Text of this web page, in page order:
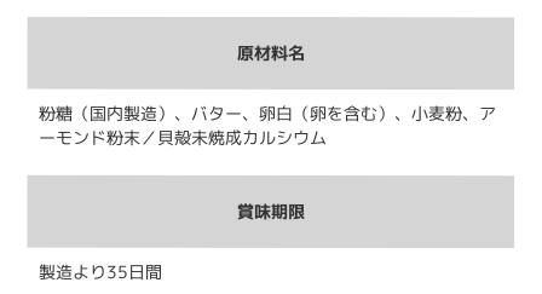
原材料名
粉糖（国内製造）、バター、卵白（卵を含む）、小麦粉、ア
ーモンド粉末／貝殻未焼成カルシウム
賞味期限
製造より35日間